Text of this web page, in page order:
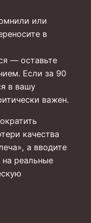
или
в
— оставьте
Если за 90
в вашу
важен.
качества
а вводите
реальные